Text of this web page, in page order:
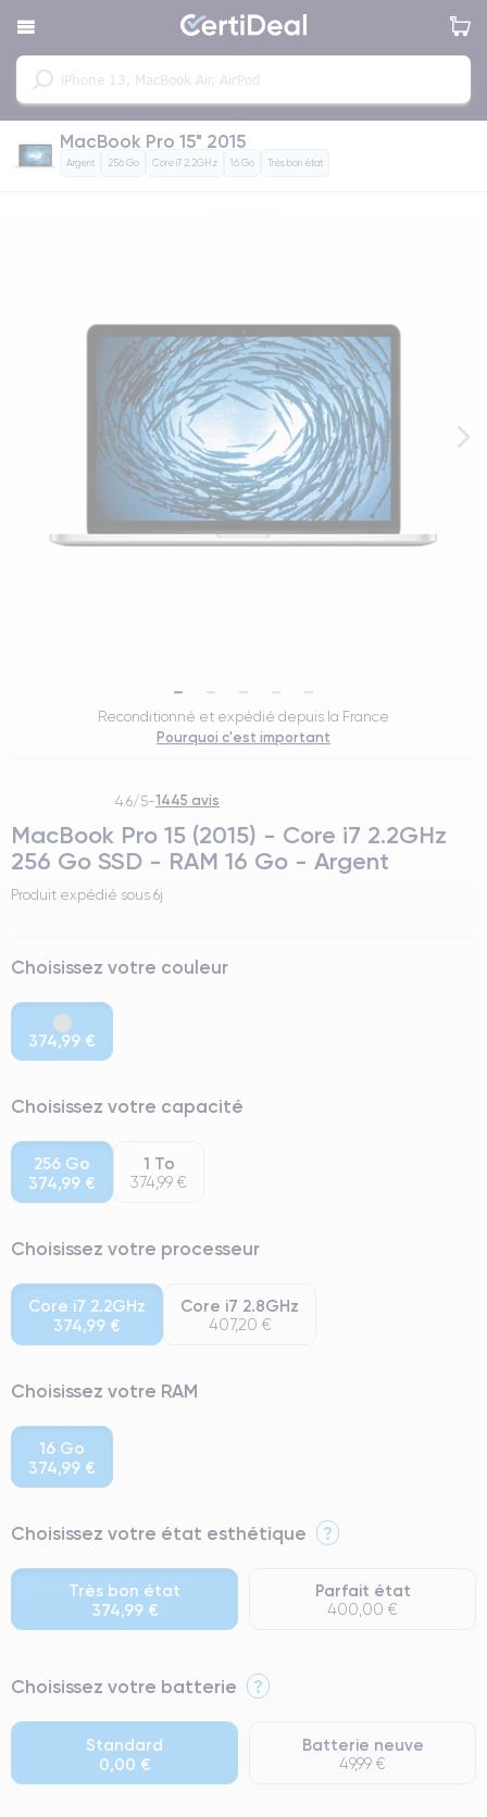
MacBook Pro 15" 2015
Argent 256 Go Core i7 2.2GHz 16 Go Très bon état
Reconditionné et expédié depuis la France
Pourquoi c'est important
4.6/5-1445 avis
MacBook Pro 15 (2015) - Core i7 2.2GHz
256 Go SSD - RAM 16 Go - Argent
Produit expédié sous 6j
Choisissez votre couleur
374,99 €
Choisissez votre capacité
256 Go
374,99 €
1 To
374,99 €
Choisissez votre processeur
Core i7 2.2GHz
374,99 €
Core i7 2.8GHz
407,20 €
Choisissez votre RAM
16 Go
374,99 €
Choisissez votre état esthétique ?
Très bon état
374,99 €
Parfait état
400,00 €
⭐ Premium
● Batterie : usage intensif.
● Seuls 5% de nos téléphones ont un grade Premium.
Choisissez votre batterie ?
Standard
0,00 €
Batterie neuve
49,99 €